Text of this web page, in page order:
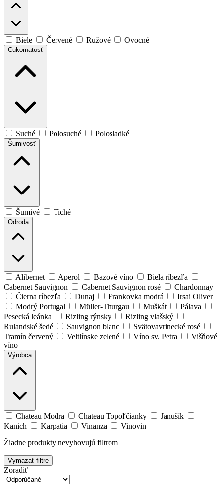
Biele Červené Ružové Ovocné
Cukornatosť
Suché Polosuché Polosladké
Šumivosť
Šumivé Tiché
Odroda
Alibernet Aperol Bazové víno
Biela ríbezľa
Cabernet Sauvignon
Cabernet Sauvignon rosé
Chardonnay
Čierna ríbezľa
Dunaj Frankovka modrá
Irsai Oliver
Modrý Portugal
Müller-Thurgau Muškát
Pálava
Pesecká leánka
Rizling rýnsky
Rizling vlašský
Rulandské šedé
Sauvignon blanc
Svätovavrinecké rosé
Tramín červený
Veltlínske zelené Víno sv. Petra
Višňové
víno
Výrobca
Chateau Modra Chateau Topoľčianky
Janušík
Kanich
Karpatia Vinanza
Vinovin
Žiadne produkty nevyhovujú filtrom
Vymazať filtre
Zoradiť